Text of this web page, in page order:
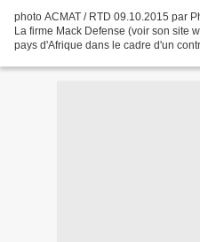
photo ACMAT / RTD 09.10.2015 par
La firme Mack Defense (voir son site
pays d'Afrique dans le cadre d'un